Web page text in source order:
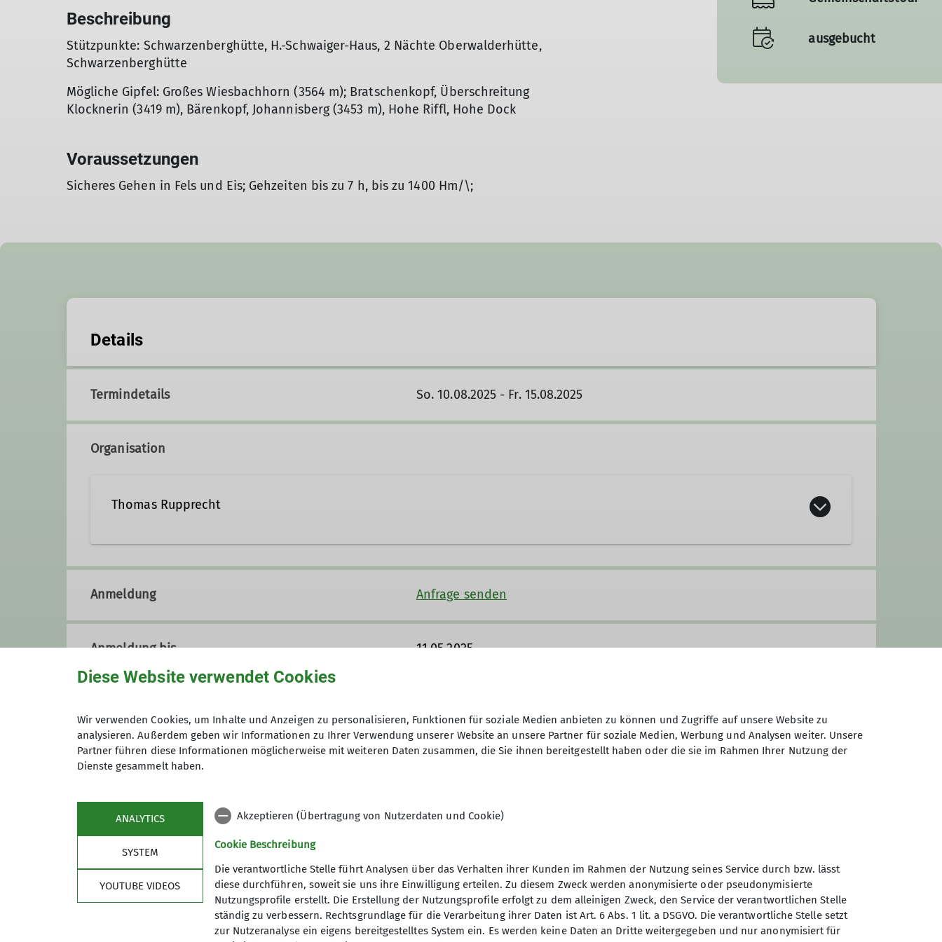
Beschreibung
Stützpunkte: Schwarzenberghütte, H.-Schwaiger-Haus, 2 Nächte Oberwalderhütte,
Schwarzenberghütte
Mögliche Gipfel: Großes Wiesbachhorn (3564 m); Bratschenkopf, Überschreitung
Klocknerin (3419 m), Bärenkopf, Johannisberg (3453 m), Hohe Riffl, Hohe Dock
Voraussetzungen
Sicheres Gehen in Fels und Eis; Gehzeiten bis zu 7 h, bis zu 1400 Hm/\;
ausgebucht
Details
Termindetails So. 10.08.2025 - Fr. 15.08.2025
Organisation
Thomas Rupprecht
Qualifikationen
Trainer*in C Bergsteigen
Ämter
Vorsitzender
Anmeldung Anfrage senden
Anmeldung bis 11.05.2025
Maximale Teilnehmeranzahl 5
Service Links
Sektion Straubing des
Deutschen Alpenvereins e.V.
Diese Website verwendet Cookies
Wir verwenden Cookies, um Inhalte und Anzeigen zu personalisieren, Funktionen für soziale Medien anbieten zu können und Zugriffe auf unsere Website zu
analysieren. Außerdem geben wir Informationen zu Ihrer Verwendung unserer Website an unsere Partner für soziale Medien, Werbung und Analysen weiter. Unsere
Partner führen diese Informationen möglicherweise mit weiteren Daten zusammen, die Sie ihnen bereitgestellt haben oder die sie im Rahmen Ihrer Nutzung der
Dienste gesammelt haben.
ANALYTICS
SYSTEM
YOUTUBE VIDEOS
Akzeptieren (Übertragung von Nutzerdaten und Cookie)
Cookie Beschreibung
Die verantwortliche Stelle führt Analysen über das Verhalten ihrer Kunden im Rahmen der Nutzung seines Service durch bzw. lässt
diese durchführen, soweit sie uns ihre Einwilligung erteilen. Zu diesem Zweck werden anonymisierte oder pseudonymisierte
Nutzungsprofile erstellt. Die Erstellung der Nutzungsprofile erfolgt zu dem alleinigen Zweck, den Service der verantwortlichen Stelle
ständig zu verbessern. Rechtsgrundlage für die Verarbeitung ihrer Daten ist Art. 6 Abs. 1 lit. a DSGVO. Die verantwortliche Stelle setzt
zur Nutzeranalyse ein eigens bereitgestelltes System ein. Es werden keine Daten an Dritte weitergegeben und nur anonymisiert für